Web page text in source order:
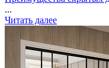
...
Читать далее